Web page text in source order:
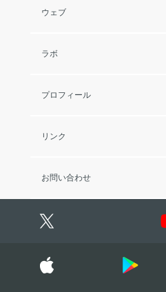
ウェブ
ラボ
プロフィール
リンク
お問い合わせ